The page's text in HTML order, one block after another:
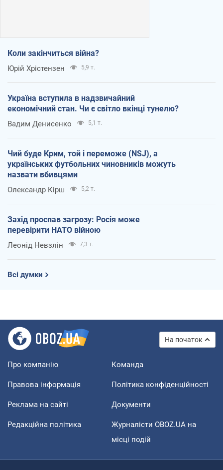
Коли закінчиться війна?
Юрій Хрістензен 5,9 т.
Україна вступила в надзвичайний
економічний стан. Чи є світло вкінці тунелю?
Вадим Денисенко 5,1 т.
Чий буде Крим, той і переможе (NSJ), а
українських футбольних чиновників можуть
назвати вбивцями
Олександр Кірш 5,2 т.
Захід проспав загрозу: Росія може
перевірити НАТО війною
Леонід Невзлін 7,3 т.
Всі думки
На початок
Про компанію Команда
Правова інформація Політика конфіденційності
Реклама на сайті Документи
Редакційна політика
Журналісти OBOZ.UA на
місці подій